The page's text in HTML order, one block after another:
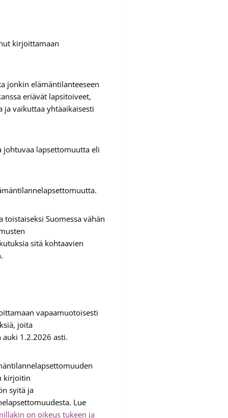
kirjoittamaan
jonkin elämäntilanteeseen
eriävät lapsitoiveet,
vaikuttaa yhtäaikaisesti
lapsettomuutta eli
Suomessa vähän
sitä kohtaavien
vapaamuotoisesti
joita
1.2.2026 asti.
kirjoitin
syitä ja
Lue
on oikeus tukeen ja